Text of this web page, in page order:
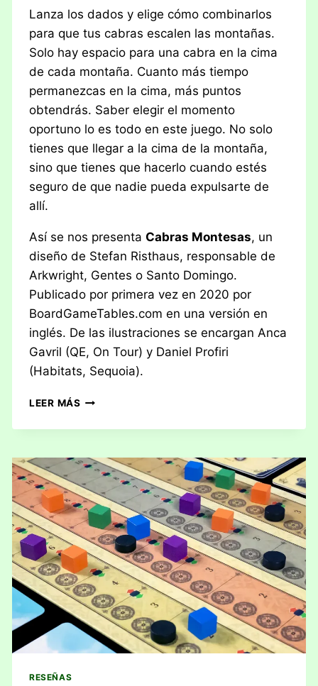
Lanza los dados y elige cómo combinarlos
para que tus cabras escalen las montañas.
Solo hay espacio para una cabra en la cima
de cada montaña. Cuanto más tiempo
permanezcas en la cima, más puntos
obtendrás. Saber elegir el momento
oportuno lo es todo en este juego. No solo
tienes que llegar a la cima de la montaña,
sino que tienes que hacerlo cuando estés
seguro de que nadie pueda expulsarte de
allí.
Así se nos presentaCabras Montesas, un
diseño de Stefan Risthaus, responsable de
Arkwright, Gentes o Santo Domingo.
Publicado por primera vez en 2020 por
BoardGameTables.com en una versión en
inglés. De las ilustraciones se encargan Anca
Gavril (QE, On Tour) y Daniel Profiri
(Habitats, Sequoia).
LEER MÁS RESEÑA:
MONTESAS
RESEÑAS